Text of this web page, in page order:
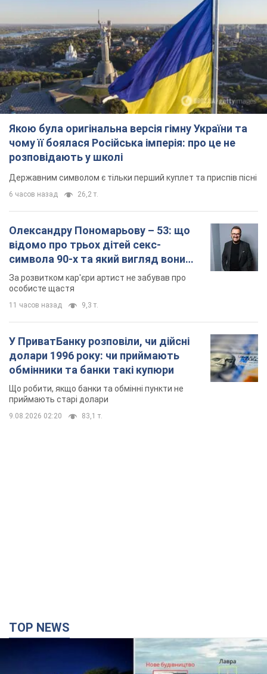
Якою була оригінальна версія гімну України та
чому її боялася Російська імперія: про це не
розповідають у школі
Державним символом є тільки перший куплет та приспів пісні
6 часов назад 26,2 т.
Олександру Пономарьову – 53: що
відомо про трьох дітей секс-
символа 90-х та який вигляд вони
мають
За розвитком кар'єри артист не забував про
особисте щастя
11 часов назад 9,3 т.
У ПриватБанку розповіли, чи дійсні
долари 1996 року: чи приймають
обмінники та банки такі купюри
Що робити, якщо банки та обмінні пункти не
приймають старі долари
9.08.2026 02:20 83,1 т.
TOP NEWS